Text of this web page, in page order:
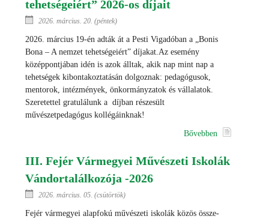
tehetségeiért” 2026-os díjait
2026. március. 20. (péntek)
2026. március 19-én adták át a Pesti Vigadóban a „Bonis
Bona – A nemzet tehetségeiért” díjakat.Az esemény
középpontjában idén is azok álltak, akik nap mint nap a
tehetségek kibontakoztatásán dolgoznak: pedagógusok,
mentorok, intézmények, önkormányzatok és vállalatok.
Szeretettel gratulálunk a díjban részesült
művészetpedagógus kollégáinknak!
Bővebben
III. Fejér Vármegyei Művészeti Iskolák
Vándortalálkozója -2026
2026. március. 05. (csütörtök)
Fejér vármegyei alapfokú művészeti iskolák közös össze-